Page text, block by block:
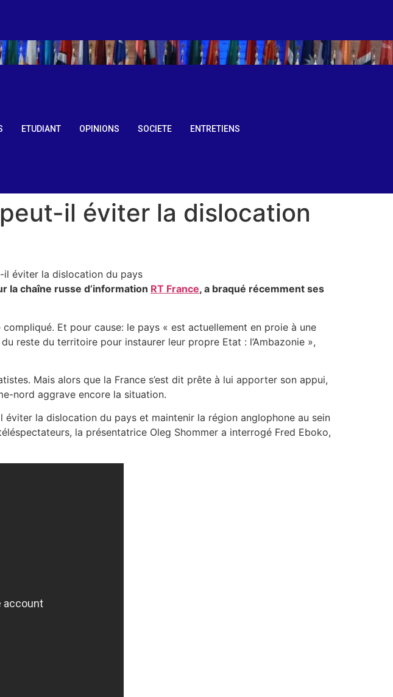
ETUDIANT OPINIONS SOCIETE ENTRETIENS
il éviter la dislocation
la chaîne russe d’information RT France, a braqué récemment ses
Et pour cause: le pays « est actuellement en proie à une
reste du territoire pour instaurer leur propre Etat : l’Ambazonie »,
Mais alors que la France s’est dit prête à lui apporter son appui,
nord aggrave encore la situation.
la dislocation du pays et maintenir la région anglophone au sein
la présentatrice Oleg Shommer a interrogé Fred Eboko,